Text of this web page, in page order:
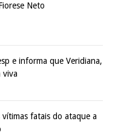
Neto
e informa que Veridiana,
viva
vítimas fatais do ataque a